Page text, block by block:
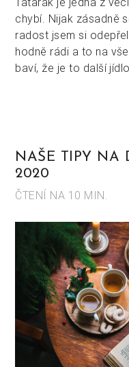
chybí. Nijak zásadně
radost jsem si
hodně rádi a to na
baví, že je to další
NAŠE TIPY NA
2020
ČTENÍ NA 10 MIN.